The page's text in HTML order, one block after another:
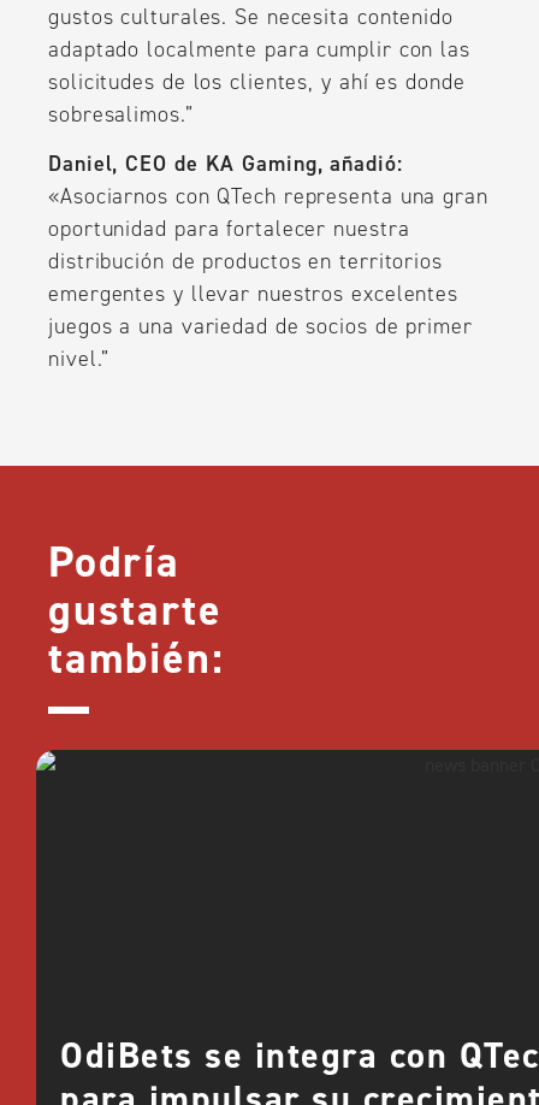
gustos culturales. Se necesita contenido
adaptado localmente para cumplir con las
solicitudes de los clientes, y ahí es donde
sobresalimos.”
Daniel, CEO de KA Gaming, añadió:
«Asociarnos con QTech representa una gran
oportunidad para fortalecer nuestra
distribución de productos en territorios
emergentes y llevar nuestros excelentes
juegos a una variedad de socios de primer
nivel.”
Podría
gustarte
también:
OdiBets se integra con